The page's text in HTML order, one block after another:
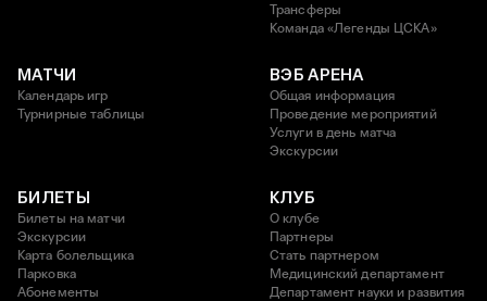
Трансферы
Команда «Легенды ЦСКА»
МАТЧИ
Календарь игр
Турнирные таблицы
ВЭБ АРЕНА
Общая информация
Проведение мероприятий
Услуги в день матча
Экскурсии
БИЛЕТЫ
Билеты на матчи
Экскурсии
Карта болельщика
Парковка
Абонементы
КЛУБ
О клубе
Партнеры
Стать партнером
Медицинский департамент
Департамент науки и развития